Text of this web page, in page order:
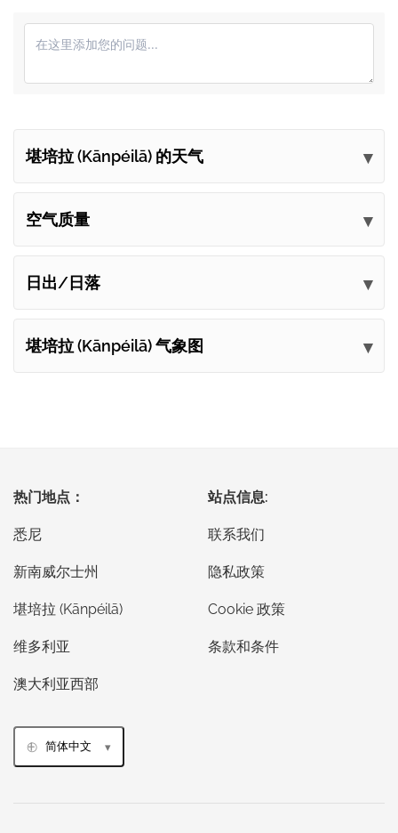
堪培拉 (Kānpéilā) 的天气
空气质量
日出/日落
堪培拉 (Kānpéilā) 气象图
热门地点：
悉尼
新南威尔士州
堪培拉 (Kānpéilā)
维多利亚
澳大利亚西部
站点信息:
联系我们
隐私政策
Cookie 政策
条款和条件
简体中文